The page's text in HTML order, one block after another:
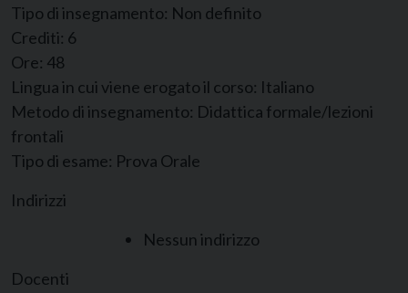
Tipo di insegnamento: Non definito
Crediti: 6
Ore: 48
Lingua in cui viene erogato il corso: Italiano
Metodo di insegnamento: Didattica formale/lezioni
frontali
Tipo di esame: Prova Orale
Indirizzi
Nessun indirizzo
Docenti